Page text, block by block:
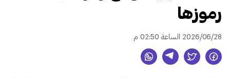
رموزها
2026/06/28 الساعة 02:50 م